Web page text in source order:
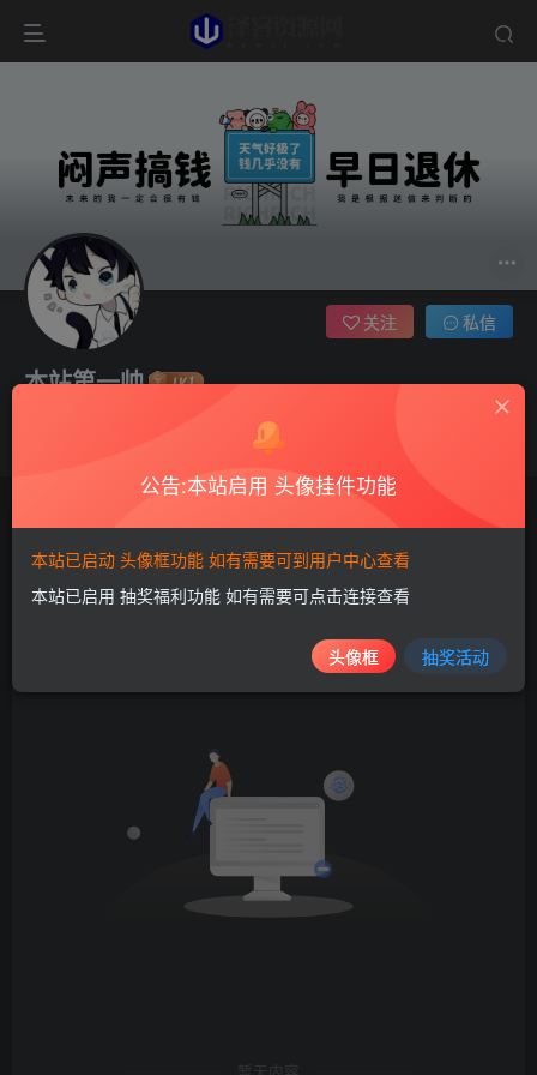
本站第一帅
关注 私信
文章0 收藏0 评论78 版块0 帖子0 粉丝0
发布 0
公告:本站启用 头像挂件功能
本站已启动 头像框功能 如有需要可到用户中心查看
本站已启用 抽奖福利功能 如有需要可点击连接查看
头像框 抽奖活动